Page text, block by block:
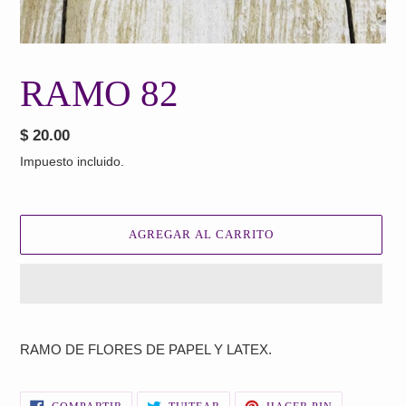
RAMO 82
Precio
habitual
$ 20.00
Impuesto incluido.
AGREGAR AL CARRITO
producto
tu
RAMO DE FLORES DE PAPEL Y LATEX.